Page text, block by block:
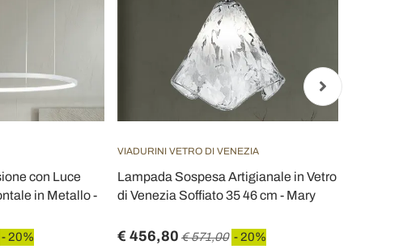
con Luce
in Metallo -
- 20%
VIADURINI VETRO DI VENEZIA
Lampada Sospesa Artigianale in Vetro
di Venezia Soffiato 35 46 cm - Mary
€ 456,80 € 571,00 - 20%